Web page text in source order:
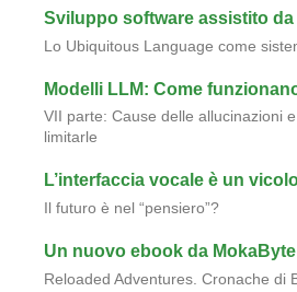
Sviluppo software assistito da
Lo Ubiquitous Language come
Modelli LLM: Come
VII parte: Cause delle allucinazioni
limitarle
L’interfaccia vocale è un
Il futuro è nel “pensiero”?
Un nuovo ebook da MokaByte
Reloaded Adventures. Cronache di